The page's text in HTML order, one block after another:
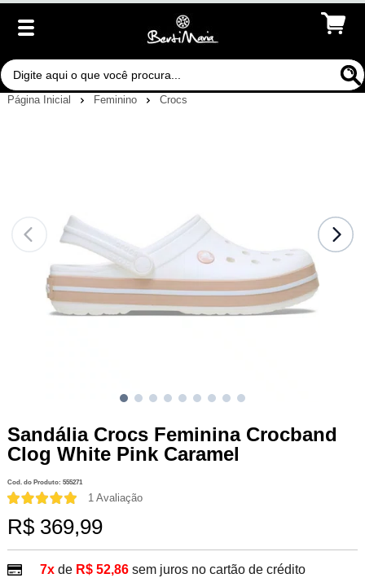
Página Inicial Feminino Crocs
Sandália Crocs Feminina Crocband
Clog White Pink Caramel
Cod. do Produto: 555271
1 Avaliação
R$ 369,99
7xde R$ 52,86 sem juros no cartão de crédito